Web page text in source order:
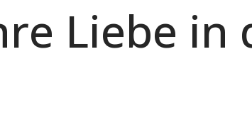
Liebe in